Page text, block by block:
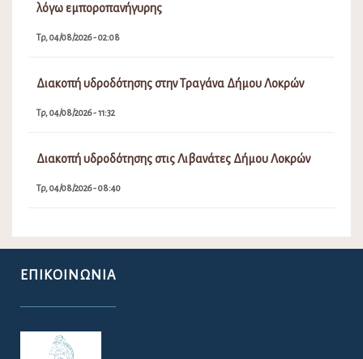
λόγω εμποροπανήγυρης
Τρ, 04/08/2026 - 02:08
Διακοπή υδροδότησης στην Τραγάνα Δήμου Λοκρών
Τρ, 04/08/2026 - 11:32
Διακοπή υδροδότησης στις Λιβανάτες Δήμου Λοκρών
Τρ, 04/08/2026 - 08:40
ΕΠΙΚΟΙΝΩΝΊΑ